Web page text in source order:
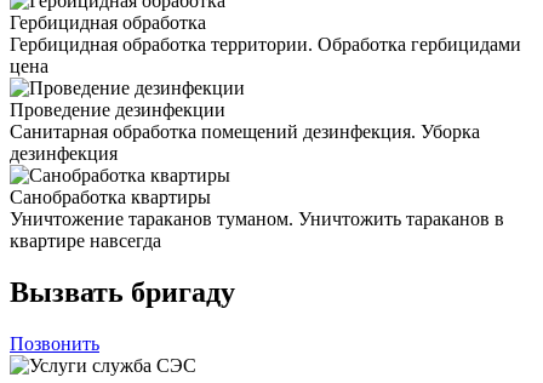
Гербицидная обработка
Гербицидная обработка территории. Обработка гербицидами
цена
Проведение дезинфекции
Санитарная обработка помещений дезинфекция. Уборка
дезинфекция
Санобработка квартиры
Уничтожение тараканов туманом. Уничтожить тараканов в
квартире навсегда
Вызвать бригаду
Позвонить